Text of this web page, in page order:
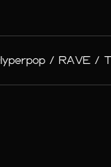
/ RAVE /